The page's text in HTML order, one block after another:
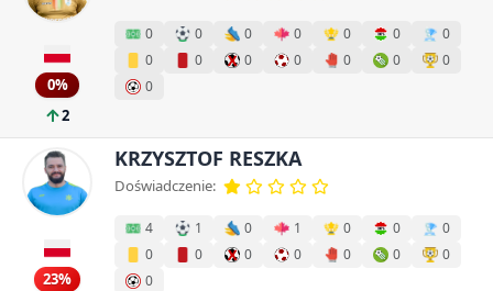
0%
2
0 0 0 0 0 0
0
0
0 0 0 0 0
0
0
23%
KRZYSZTOF RESZKA
Doświadczenie:
4 1 0 1 0 0
0
0
0 0 0 0 0
0
0